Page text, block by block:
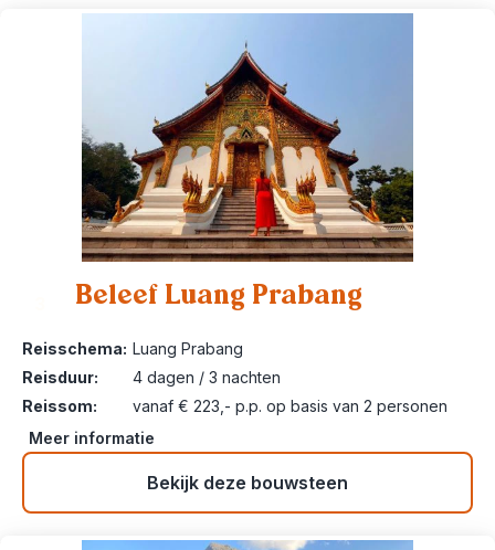
Beleef Luang Prabang
Reisschema: Luang Prabang
Reisduur:
4 dagen / 3 nachten
Reissom:
vanaf € 223,- p.p. op basis van 2 personen
Meer informatie
Bekijk deze bouwsteen